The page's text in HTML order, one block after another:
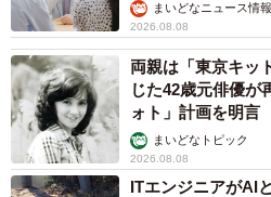
まいどなニュース情
2026.08.08
両親は「東京キ
じた42歳元俳優が
ォト」計画を明
む」まいどなトピック
2026.08.08
ITエンジニアがAI